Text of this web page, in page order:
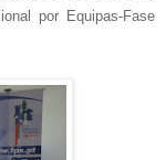
por Equipas-Fase